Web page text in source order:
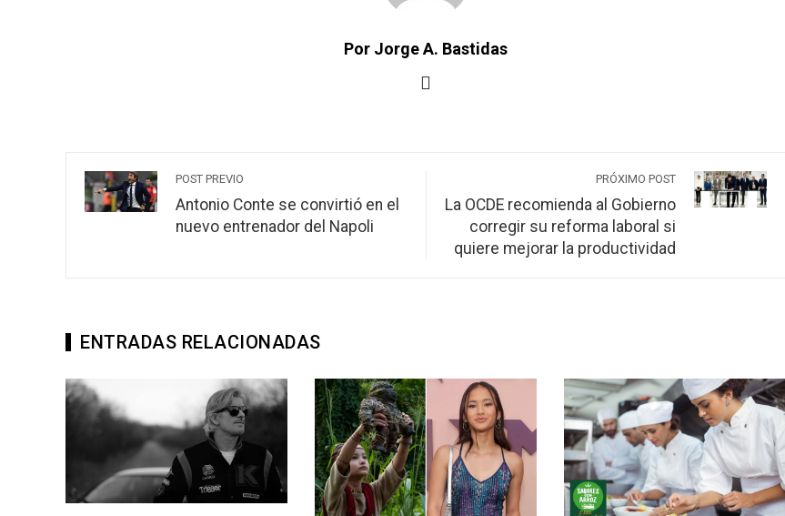
Por Jorge A. Bastidas
POST PREVIO
Antonio Conte se convirtió en el
nuevo entrenador del Napoli
PRÓXIMO POST
La OCDE recomienda al Gobierno
corregir su reforma laboral si
quiere mejorar la productividad
ENTRADAS RELACIONADAS